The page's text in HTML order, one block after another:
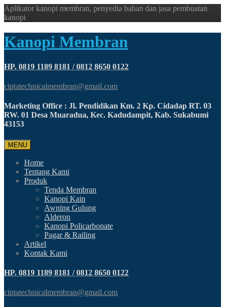
Aplikator kanopi membran, penyedia bahan dan jasa pembuatan
kanopi
Kanopi Membran
HP. 0819 1189 8181 / 0812 8650 0122
ciptatechnicalmembran@gmail.com
Marketing Office : Jl. Pendidikan Km. 2 Kp. Cidadap RT. 03
RW. 01 Desa Muaradua, Kec. Kadudampit, Kab. Sukabumi
43153
MENU
Home
Tentang Kami
Produk
Tenda Membran
Kanopi Kain
Awning Gulung
Alderon
Kanopi Policarbonate
Pagar & Railing
Artikel
Kontak Kami
HP. 0819 1189 8181 / 0812 8650 0122
ciptatechnicalmembran@gmail.com